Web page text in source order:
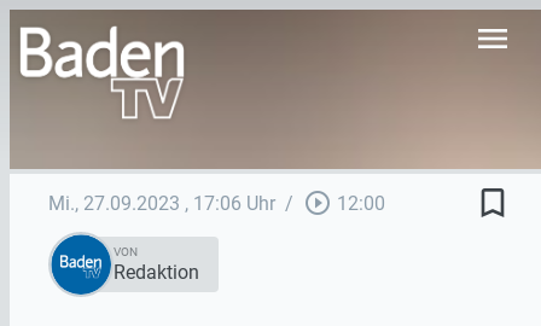
menu
Mi., 27.09.2023 , 17:06 Uhr / play_circle_outline 12:00 bookmark_border
VON
Redaktion